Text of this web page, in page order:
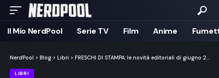
Il Mio NerdPool Serie TV Film Anime
NerdPool > Blog > Libri > FRESCHI DI STAMPA: le novità editoriali di giugno 2026
LIBRI